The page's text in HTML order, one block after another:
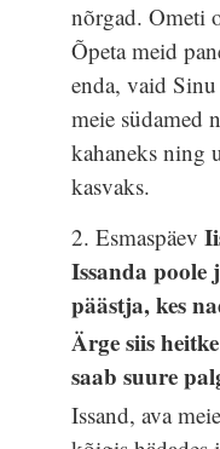
nõrgad. Ometi
Õpeta meid
enda, vaid
meie südamed
kahaneks ning
kasvaks.
2. Esmaspäev
Issanda poole
päästja, kes
Ärge siis
saab suure
Issand, ava